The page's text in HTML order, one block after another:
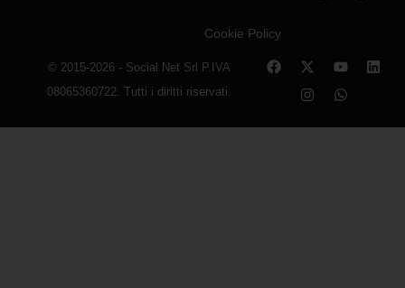
Cookie Policy
© 2015-2026 - Social Net Srl P.IVA
08065360722. Tutti i diritti riservati.